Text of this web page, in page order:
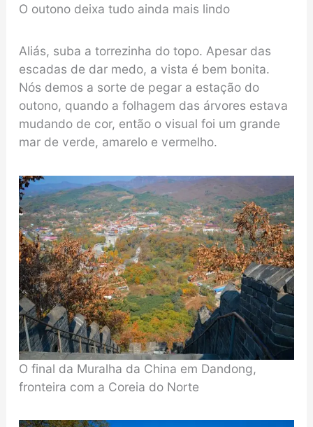
O outono deixa tudo ainda mais lindo
Aliás, suba a torrezinha do topo. Apesar das
escadas de dar medo, a vista é bem bonita.
Nós demos a sorte de pegar a estação do
outono, quando a folhagem das árvores estava
mudando de cor, então o visual foi um grande
mar de verde, amarelo e vermelho.
O final da Muralha da China em Dandong,
fronteira com a Coreia do Norte